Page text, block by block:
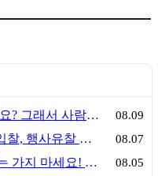
이벤트업계가 폐쇄적이라고요? 그래서 사람이 안 옵니다 08.09
[행사입찰]8월 첫째 주 행사입찰, 행사유찰 결과 08.07
행사기획자 취업, 이런 회사는 가지 마세요! 신입이 꼭 알아야 할 5가지 기준[이벤트산업 팩트체크#3] 08.05